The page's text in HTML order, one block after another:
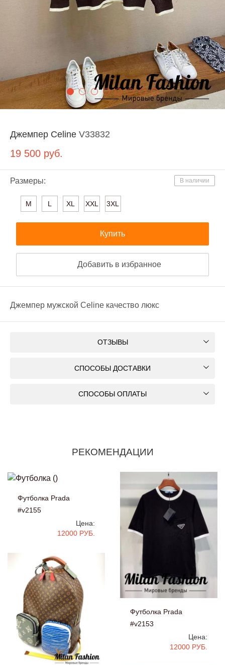
Джемпер Celine V33832
19 500 руб.
В наличии
Размеры:
M L XL XXL 3XL
Купить
Добавить в избранное
Джемпер мужской Celine качество люкс
ОТЗЫВЫ
СПОСОБЫ ДОСТАВКИ
СПОСОБЫ ОПЛАТЫ
РЕКОМЕНДАЦИИ
Футболка Prada
#v2155
Цена:
12000 РУБ.
Футболка Prada
#v2153
Цена:
12000 РУБ.